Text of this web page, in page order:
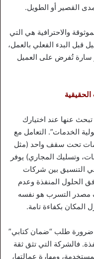
القصير أو الطويل.
والاحترافية هي التي
البدء الفعلي بالعمل،
سارة تُفرض على العميل
عنها عند اختيارك
الخدمات”. التعامل مع
تحت سقف واحد (مثل
وتسليك المجاري) يوفر
التنسيق بين شركات
الحلول المنفذة وعدم
مصدر التسرب هو نفسه
المكان بكفاءة تامة.
ضرورة طلب “ضمان كتابي”
فالشركة التي تثق ثقة
ومهارة عمالتها،